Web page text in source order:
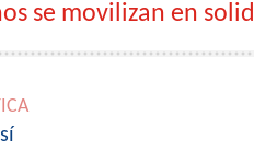
se movilizan en